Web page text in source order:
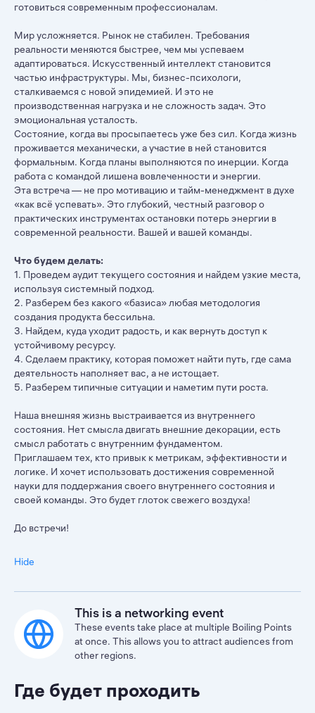
готовиться современным профессионалам.
Мир усложняется. Рынок не стабилен. Требования
реальности меняются быстрее, чем мы успеваем
адаптироваться. Искусственный интеллект становится
частью инфраструктуры. Мы, бизнес-психологи,
сталкиваемся с новой эпидемией. И это не
производственная нагрузка и не сложность задач. Это
эмоциональная усталость.
Состояние, когда вы просыпаетесь уже без сил. Когда жизнь
проживается механически, а участие в ней становится
формальным. Когда планы выполняются по инерции. Когда
работа с командой лишена вовлеченности и энергии.
Эта встреча — не про мотивацию и тайм-менеджмент в духе
«как всё успевать». Это глубокий, честный разговор о
практических инструментах остановки потерь энергии в
современной реальности. Вашей и вашей команды.
Что будем делать:
1. Проведем аудит текущего состояния и найдем узкие места,
используя системный подход.
2. Разберем без какого «базиса» любая методология
создания продукта бессильна.
3. Найдем, куда уходит радость, и как вернуть доступ к
устойчивому ресурсу.
4. Сделаем практику, которая поможет найти путь, где сама
деятельность наполняет вас, а не истощает.
5. Разберем типичные ситуации и наметим пути роста.
Наша внешняя жизнь выстраивается из внутреннего
состояния. Нет смысла двигать внешние декорации, есть
смысл работать с внутренним фундаментом.
Приглашаем тех, кто привык к метрикам, эффективности и
логике. И хочет использовать достижения современной
науки для поддержания своего внутреннего состояния и
своей команды. Это будет глоток свежего воздуха!
До встречи!
Hide
This is a networking event
These events take place at multiple Boiling Points
at once. This allows you to attract audiences from
other regions.
Где будет проходить